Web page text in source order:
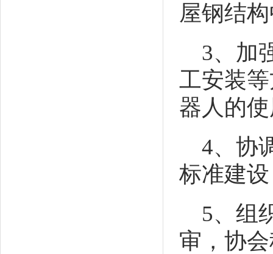
屋钢结
3、加
工安装
器人的
4、 协
标准建
5、组
审，协